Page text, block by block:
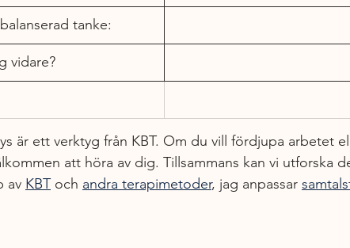
tanke:
vidare?
är ett verktyg från KBT. Om du vill fördjupa arbetet
att höra av dig. Tillsammans kan vi utforska
av KBT och andra terapimetoder, jag anpassar